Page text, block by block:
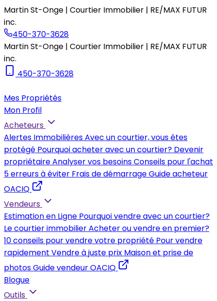
Martin St-Onge | Courtier Immobilier | RE/MAX FUTUR
inc.
450-370-3628
Martin St-Onge | Courtier Immobilier | RE/MAX FUTUR
inc.
450-370-3628
Mes Propriétés
Mon Profil
Acheteurs
Alertes ImmobilièresAvec un courtier, vous êtes
protégé Pourquoi acheter avec un courtier? Devenir
propriétaireAnalyser vos besoinsConseils pour l'achat
5 erreurs à éviter Frais de démarrageGuide acheteur
OACIQ
Vendeurs
Estimation en Ligne Pourquoi vendre avec un courtier?
Le courtier immobilierAcheter ou vendre en premier?
10 conseils pour vendre votre propriété Pour vendre
rapidement Vendre à juste prix Maison et prise de
photosGuide vendeur OACIQ
Blogue
Outils